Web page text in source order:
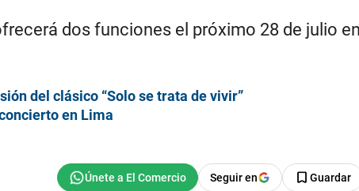
dos funciones el próximo 28 de julio
del clásico “Solo se trata de vivir”
en Lima
Seguir en Guardar